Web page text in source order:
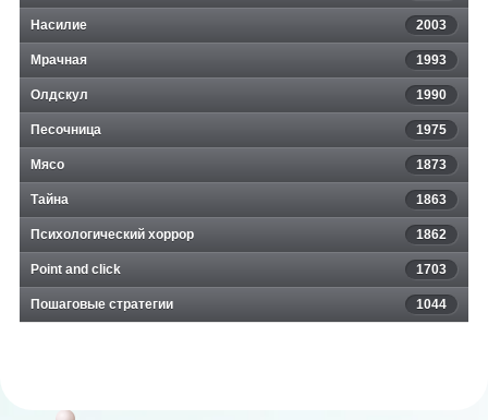
Насилие 2003
Мрачная 1993
Олдскул 1990
Песочница 1975
Мясо 1873
Тайна 1863
Психологический хоррор 1862
Point and click 1703
Пошаговые стратегии 1044